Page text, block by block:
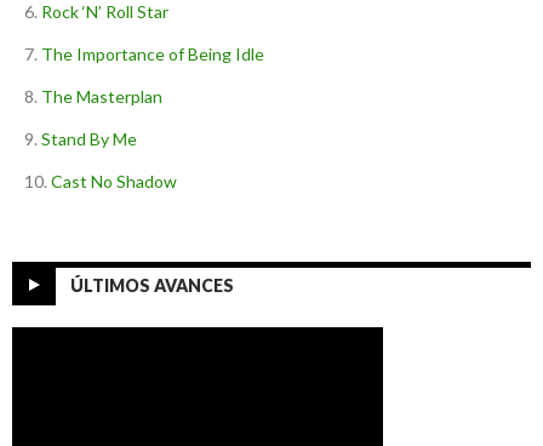
Rock ‘N’ Roll Star
The Importance of Being Idle
The Masterplan
Stand By Me
Cast No Shadow
ÚLTIMOS AVANCES